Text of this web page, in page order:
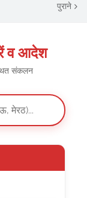
पुराने
व आदेश
संकलन